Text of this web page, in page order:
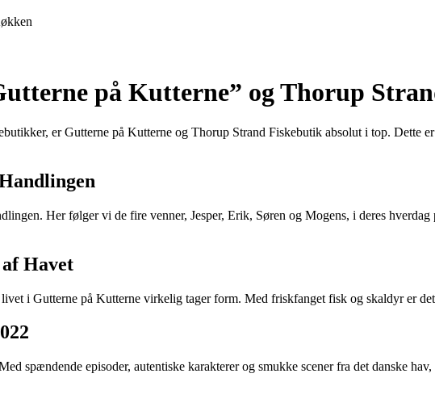
på Kutterne” og Thorup
er Gutterne på Kutterne og Thorup Strand Fiskebutik absolut i top. Dette
Her følger vi de fire venner, Jesper, Erik, Søren og Mogens, i deres
Havet
i Gutterne på Kutterne virkelig tager form. Med friskfanget fisk og skaldyr er
spændende episoder, autentiske karakterer og smukke scener fra det danske